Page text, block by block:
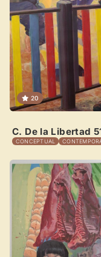
20
C. De la Libertad
CONCEPTUAL
Novedad: Tu
Directorio de Arte
centro de control